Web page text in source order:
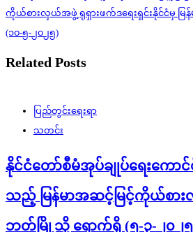
ကိုယ်စားလှယ်အဖွဲ့ ရုရှားဖက်ဒရေးရှင်းနိုင်ငံမှ မြ
(၁၀-၅-၂၀၂၅)
Related Posts
ပြည်တွင်းရေးရာ
သတင်း
နိုင်ငံတော်စီမံအုပ်ချုပ်ရေးကောင်
သည့် မြန်မာအဆင့်မြင့်ကိုယ်စာ
ဘတ်မြို့သို့ ရောက်ရှိ (၅-၃-၂၀၂